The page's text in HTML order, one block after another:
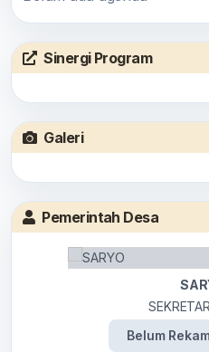
Sinergi Program
Galeri
Pemerintah Desa
Belum